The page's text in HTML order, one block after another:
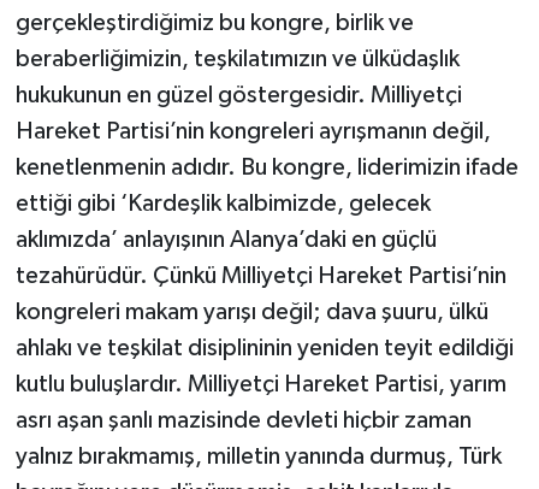
gerçekleştirdiğimiz bu kongre, birlik ve
beraberliğimizin, teşkilatımızın ve ülküdaşlık
hukukunun en güzel göstergesidir. Milliyetçi
Hareket Partisi’nin kongreleri ayrışmanın değil,
kenetlenmenin adıdır. Bu kongre, liderimizin ifade
ettiği gibi ‘Kardeşlik kalbimizde, gelecek
aklımızda’ anlayışının Alanya’daki en güçlü
tezahürüdür. Çünkü Milliyetçi Hareket Partisi’nin
kongreleri makam yarışı değil; dava şuuru, ülkü
ahlakı ve teşkilat disiplininin yeniden teyit edildiği
kutlu buluşlardır. Milliyetçi Hareket Partisi, yarım
asrı aşan şanlı mazisinde devleti hiçbir zaman
yalnız bırakmamış, milletin yanında durmuş, Türk